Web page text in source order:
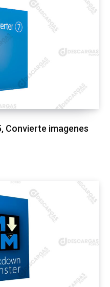
Convierte imagenes